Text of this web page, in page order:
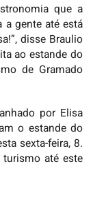
que a
gente até está
disse Braulio
ao estande do
de Gramado
por Elisa
o estande do
sexta-feira, 8.
até este